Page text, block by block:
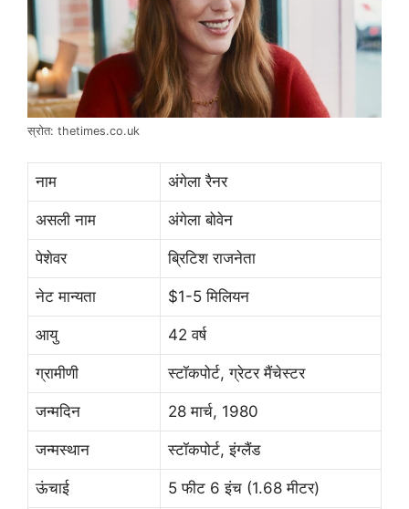
स्रोत: thetimes.co.uk
नाम अंगेला रैनर
असली नाम अंगेला बोवेन
पेशेवर ब्रिटिश राजनेता
नेट मान्यता $1-5 मिलियन
आयु 42 वर्ष
ग्रामीणी स्टॉकपोर्ट, ग्रेटर मैंचेस्टर
जन्मदिन 28 मार्च, 1980
जन्मस्थान स्टॉकपोर्ट, इंग्लैंड
ऊंचाई 5 फीट 6 इंच (1.68 मीटर)